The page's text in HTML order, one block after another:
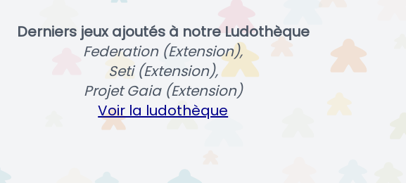
Derniers jeux ajoutés à notre Ludothèque
Federation (Extension),
Seti (Extension),
Projet Gaia (Extension)
Voir la ludothèque